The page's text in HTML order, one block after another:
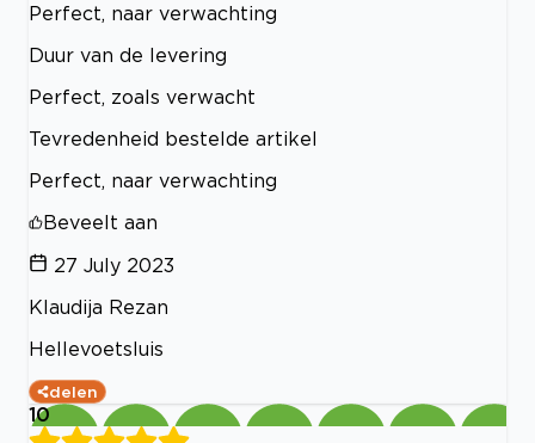
Perfect, naar verwachting
Duur van de levering
Perfect, zoals verwacht
Tevredenheid bestelde artikel
Perfect, naar verwachting
Beveelt aan
27 July 2023
Klaudija Rezan
Hellevoetsluis
delen
10